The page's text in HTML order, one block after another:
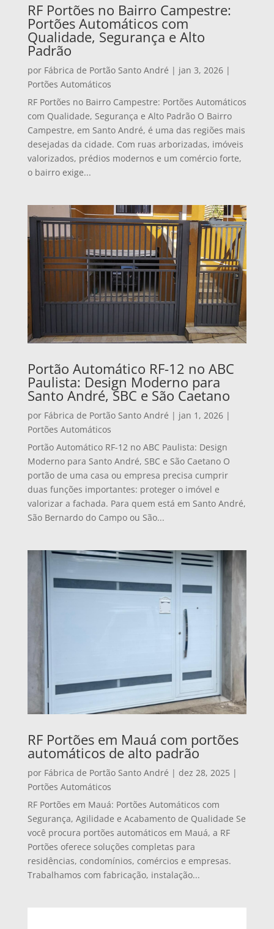
RF Portões no Bairro Campestre:
Portões Automáticos com
Qualidade, Segurança e Alto
Padrão
por Fábrica de Portão Santo André | jan 3, 2026|
Portões Automáticos
RF Portões no Bairro Campestre: Portões Automáticos
com Qualidade, Segurança e Alto Padrão O Bairro
Campestre, em Santo André, é uma das regiões mais
desejadas da cidade. Com ruas arborizadas, imóveis
valorizados, prédios modernos e um comércio forte,
o bairro exige...
Portão Automático RF-12 no ABC
Paulista: Design Moderno para
Santo André, SBC e São Caetano
por Fábrica de Portão Santo André | jan 1, 2026|
Portões Automáticos
Portão Automático RF-12 no ABC Paulista: Design
Moderno para Santo André, SBC e São Caetano O
portão de uma casa ou empresa precisa cumprir
duas funções importantes: proteger o imóvel e
valorizar a fachada. Para quem está em Santo André,
São Bernardo do Campo ou São...
RF Portões em Mauá com portões
automáticos de alto padrão
por Fábrica de Portão Santo André | dez 28, 2025 |
Portões Automáticos
RF Portões em Mauá: Portões Automáticos com
Segurança, Agilidade e Acabamento de Qualidade Se
você procura portões automáticos em Mauá, a RF
Portões oferece soluções completas para
residências, condomínios, comércios e empresas.
Trabalhamos com fabricação, instalação...